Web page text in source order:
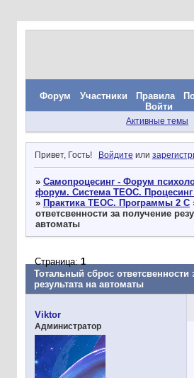
Форум Участники Правила
Войти
Активные темы
Привет, Гость! Войдите или
» Самопроцесинг - Форум
форум. Система ТЕОС. Процесинг
» Практика ТЕОС. Программы 2 С
ответсвенности за получение
автоматы
Тотальный сброс ответсвенности
результата на автоматы
Страница:1
Viktor
Администратор